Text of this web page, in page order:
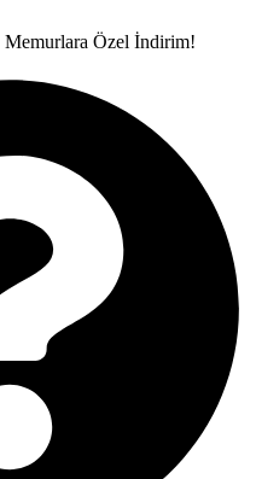
Memurlara Özel İndirim!